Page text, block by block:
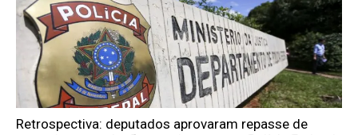
Retrospectiva: deputados aprovaram repasse de